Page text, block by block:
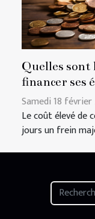
Quelles sont
financer ses
Samedi 18 février
Le coût élevé de
jours un frein